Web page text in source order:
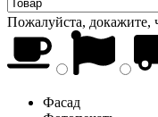
Пожалуйста, докажите,
Фасад